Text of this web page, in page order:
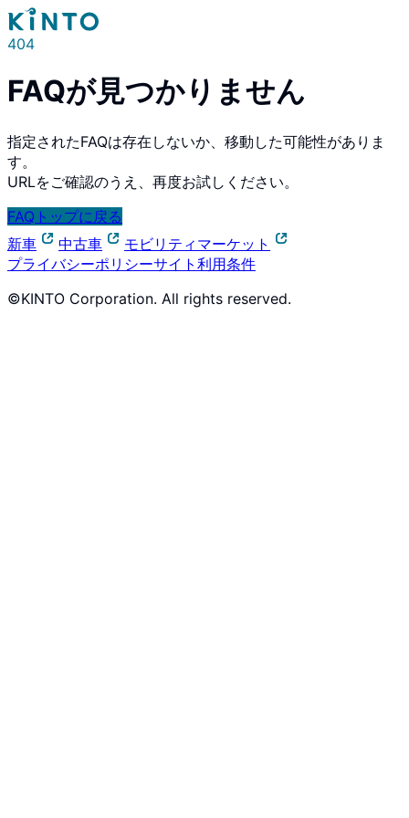
404
FAQが見つかりません
指定されたFAQは存在しないか、移動した可能性がありま
す。
URLをご確認のうえ、再度お試しください。
FAQトップに戻る
新車
中古車
モビリティマーケット
プライバシーポリシーサイト利用条件
©KINTO Corporation. All rights reserved.